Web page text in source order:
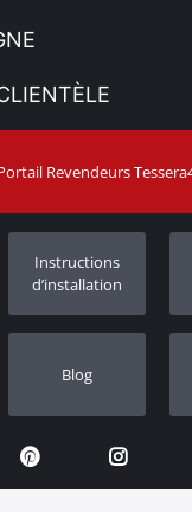
Revendeurs
Instructions
d’installation
Blog